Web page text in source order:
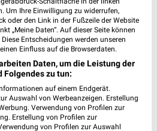
Erlebe mit Lidl und Andre Agassi die neuesten Silvercrest Küchengeräte Mit Lidl Plus 3 für 2 - im laut DtGv besten Backshop
10.04.2026
Um Ihre Einwilligung zu widerrufen,
oder den Link in der Fußzeile der Website
„Meine Daten“. Auf dieser Seite können
Entscheidungen werden unseren
Einfluss auf die Browserdaten.
Daten, um die Leistung der
Folgendes zu tun:
auf einem Endgerät.
Auswahl von Werbeanzeigen. Erstellung
Verwendung von Profilen zur
Erstellung von Profilen zur
von Profilen zur Auswahl